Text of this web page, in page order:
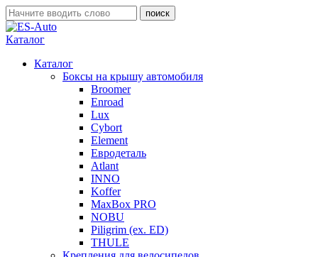
Каталог
Каталог
Боксы на крышу автомобиля
Broomer
Enroad
Lux
Cybort
Element
Евродеталь
Atlant
INNO
Koffer
MaxBox PRO
NOBU
Piligrim (ex. ED)
THULE